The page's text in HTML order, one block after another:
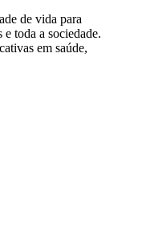
de vida para
toda a sociedade.
em saúde,